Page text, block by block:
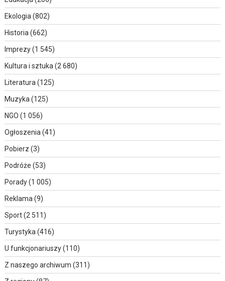
Ekologia(802)
Historia(662)
Imprezy(1 545)
Kultura i sztuka(2 680)
Literatura(125)
Muzyka(125)
NGO (1 056)
Ogłoszenia(41)
Pobierz (3)
Podróże (53)
Porady(1 005)
Reklama(9)
Sport(2 511)
Turystyka(416)
U funkcjonariuszy(110)
Z naszego archiwum (311)